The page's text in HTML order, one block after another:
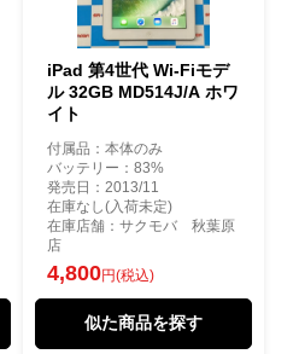
iPad 第4世代 Wi-Fiモデ
ル 32GB MD514J/A ホワ
イト
付属品：本体のみ
バッテリー：83%
発売日：2013/11
在庫なし(入荷未定)
在庫店舗：サクモバ 秋葉原
店
4,800円(税込)
似た商品を探す